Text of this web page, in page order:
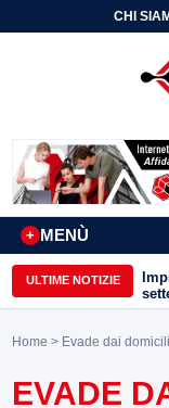
CHI
MENÙ
+
ULTIME NOTIZIE
e
Home > Evade dai
EVADE